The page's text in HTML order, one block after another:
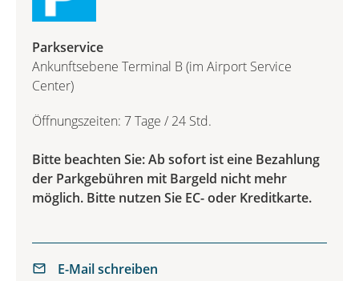
Parkservice
Ankunftsebene Terminal B (im Airport Service
Center)
Öffnungszeiten: 7 Tage / 24 Std.
Bitte beachten Sie: Ab sofort ist eine Bezahlung
der Parkgebühren mit Bargeld nicht mehr
möglich. Bitte nutzen Sie EC- oder Kreditkarte.
E-Mail schreiben